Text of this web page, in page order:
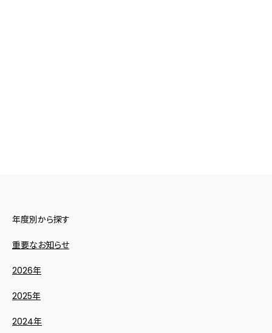
年度別から探す
重要なお知らせ
2026年
2025年
2024年